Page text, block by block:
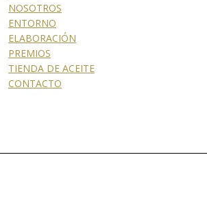
NOSOTROS
ENTORNO
ELABORACIÓN
PREMIOS
TIENDA DE ACEITE
CONTACTO